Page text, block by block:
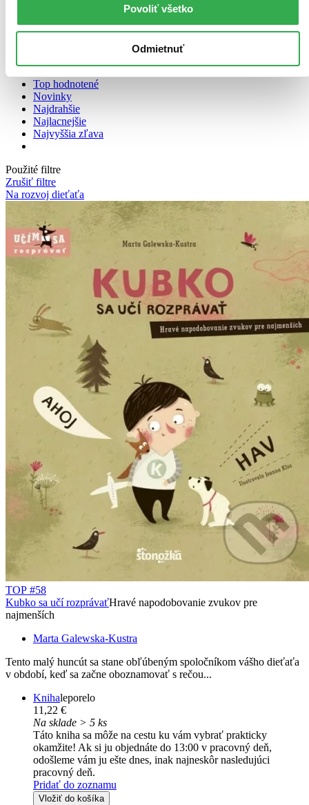
Povoliť všetko
Odmietnuť
Top hodnotené
Novinky
Najdrahšie
Najlacnejšie
Najvyššia zľava
Použité filtre
Zrušiť filtre
Na rozvoj dieťaťa
TOP #58
Kubko sa učí rozprávaťHravé napodobovanie zvukov pre
najmenších
Marta Galewska-Kustra
Tento malý huncút sa stane obľúbeným spoločníkom vášho dieťaťa
v období, keď sa začne oboznamovať s rečou...
Knihaleporelo
11,22 €
Na sklade > 5 ks
Táto kniha sa môže na cestu ku vám vybrať prakticky
okamžite! Ak si ju objednáte do 13:00 v pracovný deň,
odošleme vám ju ešte dnes, inak najneskôr nasledujúci
pracovný deň.
Pridať do zoznamu
Vložiť do košíka